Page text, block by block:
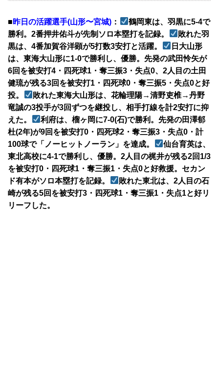
■昨日の活躍選手(山形〜宮城) ：
鶴岡東は、羽黒に5-4で
勝利。2番押井佑斗が先制ソロ本塁打を記録。
敗れた羽
黒は、4番加賀谷洋顕が5打数3安打と活躍。
日大山形
は、東海大山形に1-0で勝利し、優勝。先発の武田怜矢が
6回を被安打4・四死球1・奪三振3・失点0、2人目の土田
健琉が残る3回を被安打1・四死球0・奪三振5・失点0と好
投。
敗れた東海大山形は、花輪理陽→清野吏椎→丹野
竜誠の3投手が3回ずつを継投し、相手打線を計2安打に抑
えた。
利府は、榴ヶ岡に7-0(石)で勝利。先発の田澤郁
杜(2年)が9回を被安打0・四死球2・奪三振3・失点0・計
100球で「ノーヒットノーラン」を達成。
仙台育英は、
東北高校に4-1で勝利し、優勝。2人目の梶井が残る2回1/3
を被安打0・四死球1・奪三振1・失点0と好救援。セカン
ド有本がソロ本塁打を記録。
敗れた東北は、2人目の石
崎が残る5回を被安打3・四死球1・奪三振1・失点1と好リ
リーフした。